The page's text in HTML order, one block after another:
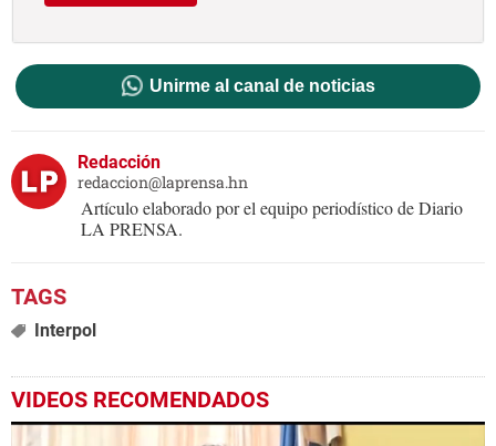
Unirme al canal de noticias
Redacción
redaccion@laprensa.hn
Artículo elaborado por el equipo periodístico de Diario
LA PRENSA.
Interpol
VIDEOS RECOMENDADOS